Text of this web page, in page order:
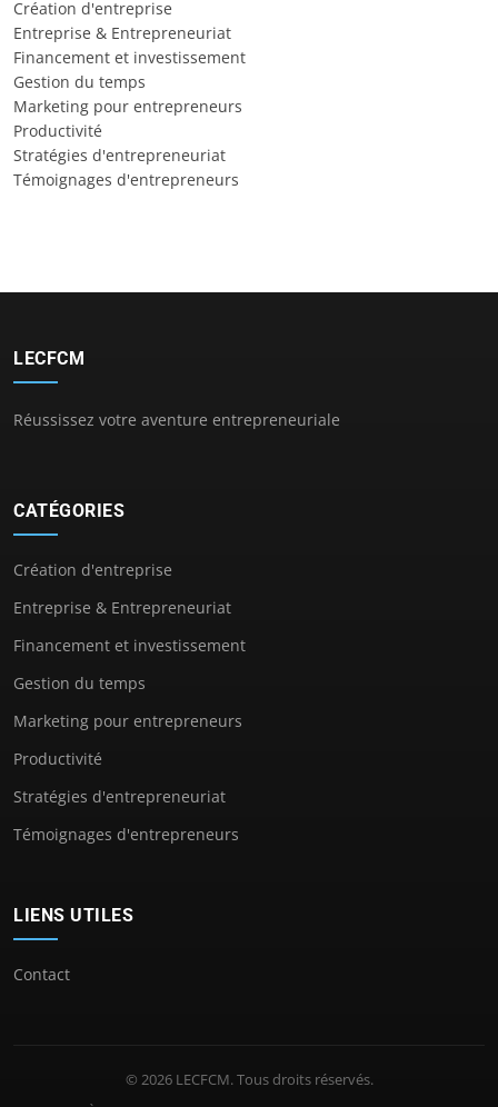
Création d'entreprise
Entreprise & Entrepreneuriat
Financement et investissement
Gestion du temps
Marketing pour entrepreneurs
Productivité
Stratégies d'entrepreneuriat
Témoignages d'entrepreneurs
LECFCM
Réussissez votre aventure entrepreneuriale
CATÉGORIES
Création d'entreprise
Entreprise & Entrepreneuriat
Financement et investissement
Gestion du temps
Marketing pour entrepreneurs
Productivité
Stratégies d'entrepreneuriat
Témoignages d'entrepreneurs
LIENS UTILES
Contact
© 2026 LECFCM. Tous droits réservés.